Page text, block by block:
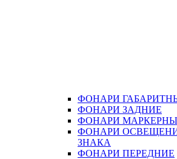
ФОНАРИ
ФОНАРИ ЗАДНИЕ
ФОНАРИ
ФОНАРИ
ЗНАКА
ФОНАРИ ПЕРЕДНИЕ